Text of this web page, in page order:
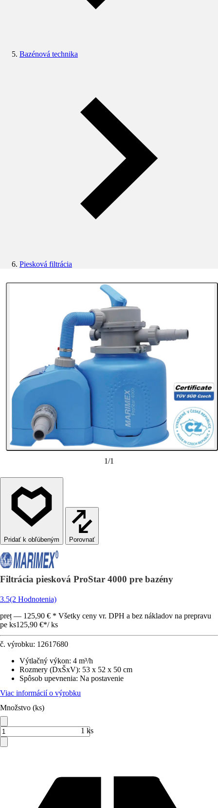
Bazénová technika
Piesková filtrácia
1/1
Porovnať
Filtrácia piesková ProStar 4000 pre bazény
3.5(2 Hodnotenia)
preț — 125,90 € * Všetky ceny vr. DPH a bez nákladov na prepravu
pe ks125,90 €*/ ks
č. výrobku: 12617680
Výtlačný výkon: 4 m³/h
Rozmery (DxŠxV): 53 x 52 x 50 cm
Spôsob upevnenia: Na postavenie
Viac informácií o výrobku
Množstvo (ks)
1 ks